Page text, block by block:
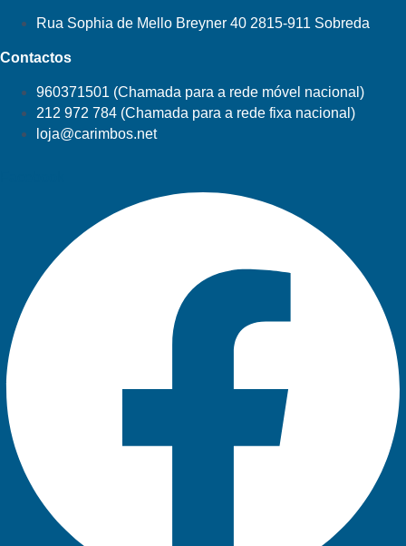
Rua Sophia de Mello Breyner 40 2815-911 Sobreda
Contactos
960371501 (Chamada para a rede móvel nacional)
212 972 784 (Chamada para a rede fixa nacional)
loja@carimbos.net